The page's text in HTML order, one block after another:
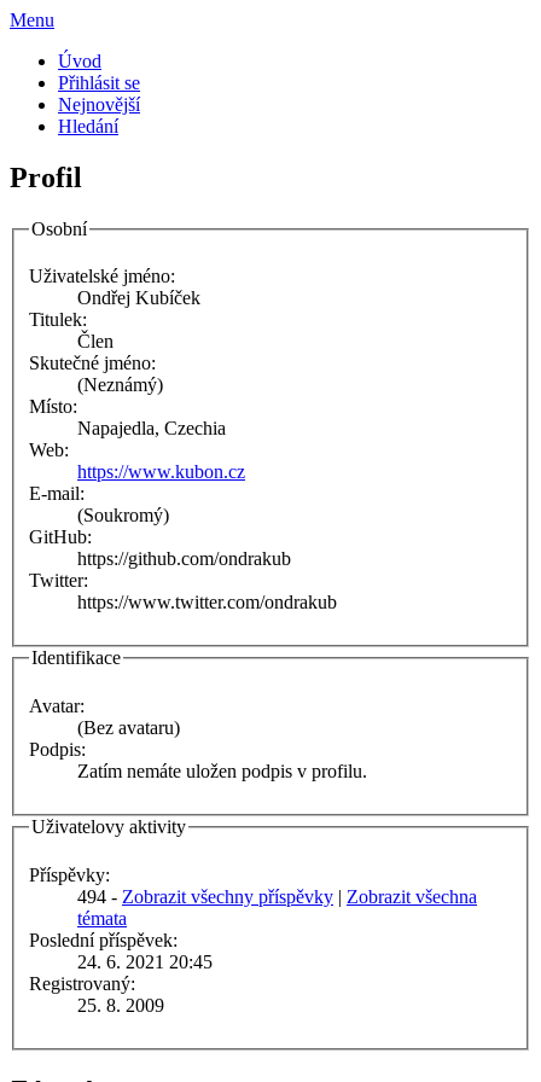
Menu
Úvod
Přihlásit se
Nejnovější
Hledání
Profil
Osobní
Uživatelské jméno:
Ondřej Kubíček
Titulek:
Člen
Skutečné jméno:
(Neznámý)
Místo:
Napajedla, Czechia
Web:
https://www.kubon.cz
E-mail:
(Soukromý)
GitHub:
https://github.com/ondrakub
Twitter:
https://www.twitter.com/ondrakub
Identifikace
Avatar:
(Bez avataru)
Podpis:
Zatím nemáte uložen podpis v profilu.
Uživatelovy aktivity
Příspěvky:
494 - Zobrazit všechny příspěvky | Zobrazit všechna
témata
Poslední příspěvek:
24. 6. 2021 20:45
Registrovaný:
25. 8. 2009